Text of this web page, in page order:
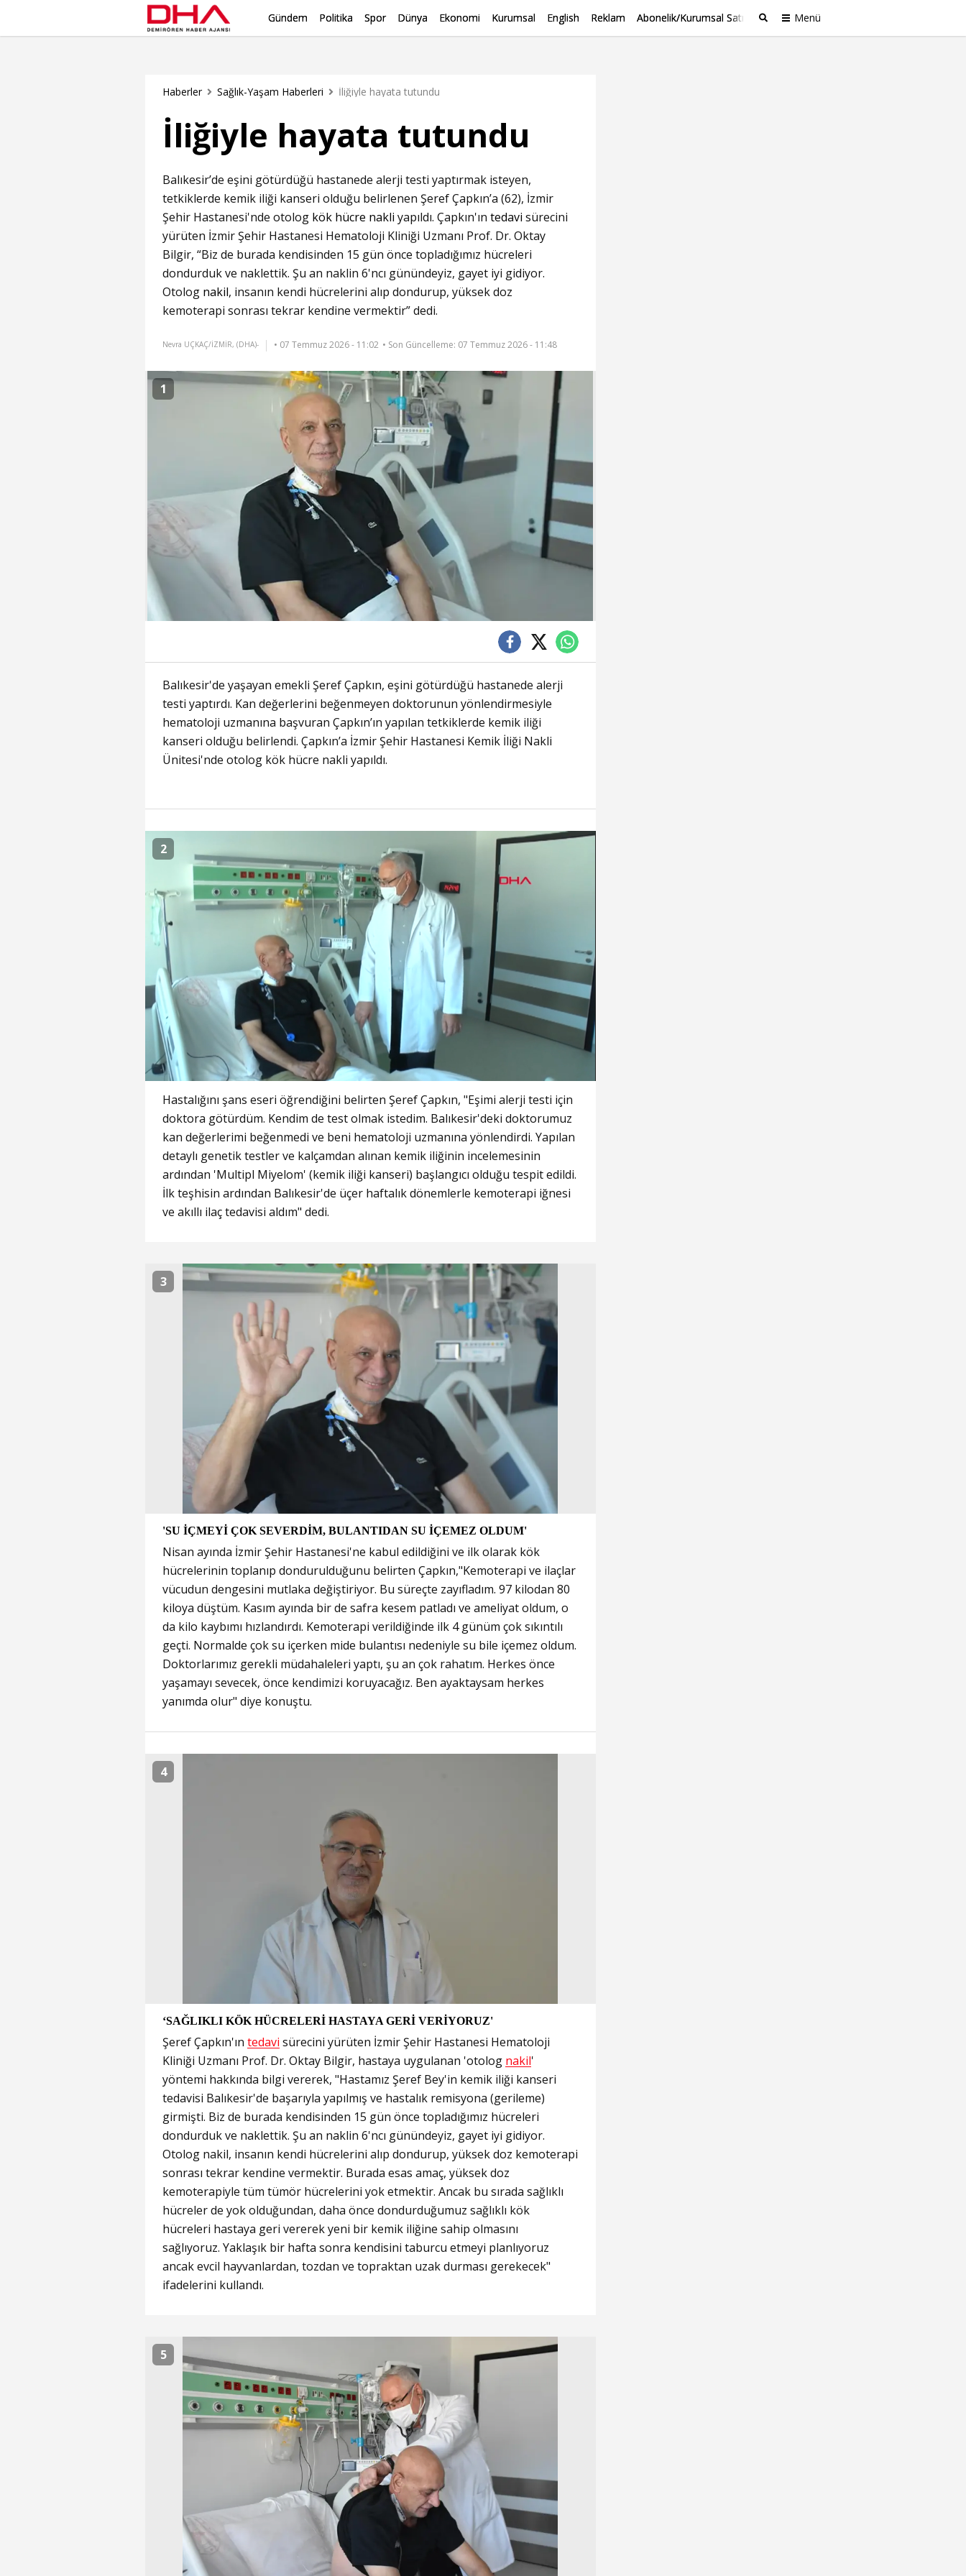
Gündem Politika Spor Dünya Ekonomi Kurumsal English Reklam Abonelik/Kurumsal Satış Menü
Haberler Sağlık-Yaşam Haberleri İliğiyle hayata tutundu
İliğiyle hayata tutundu
Balıkesir’de eşini götürdüğü hastanede alerji testi yaptırmak isteyen,
tetkiklerde kemik iliği kanseri olduğu belirlenen Şeref Çapkın’a (62), İzmir
Şehir Hastanesi'nde otolog kök hücre nakli yapıldı. Çapkın'ın tedavi sürecini
yürüten İzmir Şehir Hastanesi Hematoloji Kliniği Uzmanı Prof. Dr. Oktay
Bilgir, “Biz de burada kendisinden 15 gün önce topladığımız hücreleri
dondurduk ve naklettik. Şu an naklin 6'ncı günündeyiz, gayet iyi gidiyor.
Otolog nakil, insanın kendi hücrelerini alıp dondurup, yüksek doz
kemoterapi sonrası tekrar kendine vermektir” dedi.
Nevra UÇKAÇ/İZMİR, (DHA)- • 07 Temmuz 2026 - 11:02 • Son Güncelleme: 07 Temmuz 2026 - 11:48
1
Balıkesir'de yaşayan emekli Şeref Çapkın, eşini götürdüğü hastanede alerji
testi yaptırdı. Kan değerlerini beğenmeyen doktorunun yönlendirmesiyle
hematoloji uzmanına başvuran Çapkın’ın yapılan tetkiklerde kemik iliği
kanseri olduğu belirlendi. Çapkın’a İzmir Şehir Hastanesi Kemik İliği Nakli
Ünitesi'nde otolog kök hücre nakli yapıldı.
2
Hastalığını şans eseri öğrendiğini belirten Şeref Çapkın, "Eşimi alerji testi için
doktora götürdüm. Kendim de test olmak istedim. Balıkesir'deki doktorumuz
kan değerlerimi beğenmedi ve beni hematoloji uzmanına yönlendirdi. Yapılan
detaylı genetik testler ve kalçamdan alınan kemik iliğinin incelemesinin
ardından 'Multipl Miyelom' (kemik iliği kanseri) başlangıcı olduğu tespit edildi.
İlk teşhisin ardından Balıkesir'de üçer haftalık dönemlerle kemoterapi iğnesi
ve akıllı ilaç tedavisi aldım" dedi.
3
'SU İÇMEYİ ÇOK SEVERDİM, BULANTIDAN SU İÇEMEZ OLDUM'
Nisan ayında İzmir Şehir Hastanesi'ne kabul edildiğini ve ilk olarak kök
hücrelerinin toplanıp dondurulduğunu belirten Çapkın,"Kemoterapi ve ilaçlar
vücudun dengesini mutlaka değiştiriyor. Bu süreçte zayıfladım. 97 kilodan 80
kiloya düştüm. Kasım ayında bir de safra kesem patladı ve ameliyat oldum, o
da kilo kaybımı hızlandırdı. Kemoterapi verildiğinde ilk 4 günüm çok sıkıntılı
geçti. Normalde çok su içerken mide bulantısı nedeniyle su bile içemez oldum.
Doktorlarımız gerekli müdahaleleri yaptı, şu an çok rahatım. Herkes önce
yaşamayı sevecek, önce kendimizi koruyacağız. Ben ayaktaysam herkes
yanımda olur" diye konuştu.
4
‘SAĞLIKLI KÖK HÜCRELERİ HASTAYA GERİ VERİYORUZ'
Şeref Çapkın'ın tedavi sürecini yürüten İzmir Şehir Hastanesi Hematoloji
Kliniği Uzmanı Prof. Dr. Oktay Bilgir, hastaya uygulanan 'otolog nakil'
yöntemi hakkında bilgi vererek, "Hastamız Şeref Bey'in kemik iliği kanseri
tedavisi Balıkesir'de başarıyla yapılmış ve hastalık remisyona (gerileme)
girmişti. Biz de burada kendisinden 15 gün önce topladığımız hücreleri
dondurduk ve naklettik. Şu an naklin 6'ncı günündeyiz, gayet iyi gidiyor.
Otolog nakil, insanın kendi hücrelerini alıp dondurup, yüksek doz kemoterapi
sonrası tekrar kendine vermektir. Burada esas amaç, yüksek doz
kemoterapiyle tüm tümör hücrelerini yok etmektir. Ancak bu sırada sağlıklı
hücreler de yok olduğundan, daha önce dondurduğumuz sağlıklı kök
hücreleri hastaya geri vererek yeni bir kemik iliğine sahip olmasını
sağlıyoruz. Yaklaşık bir hafta sonra kendisini taburcu etmeyi planlıyoruz
ancak evcil hayvanlardan, tozdan ve topraktan uzak durması gerekecek"
ifadelerini kullandı.
5